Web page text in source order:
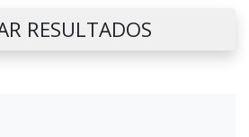
RESULTADOS